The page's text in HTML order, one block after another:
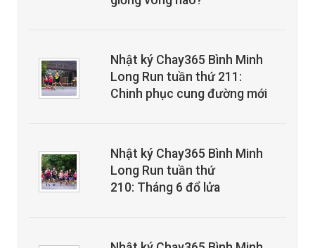
Nhật ký Chay365 Bình Minh
Long Run tuần thứ 211:
Chinh phục cung đường mới
Nhật ký Chay365 Bình Minh
Long Run tuần thứ
210: Tháng 6 đổ lửa